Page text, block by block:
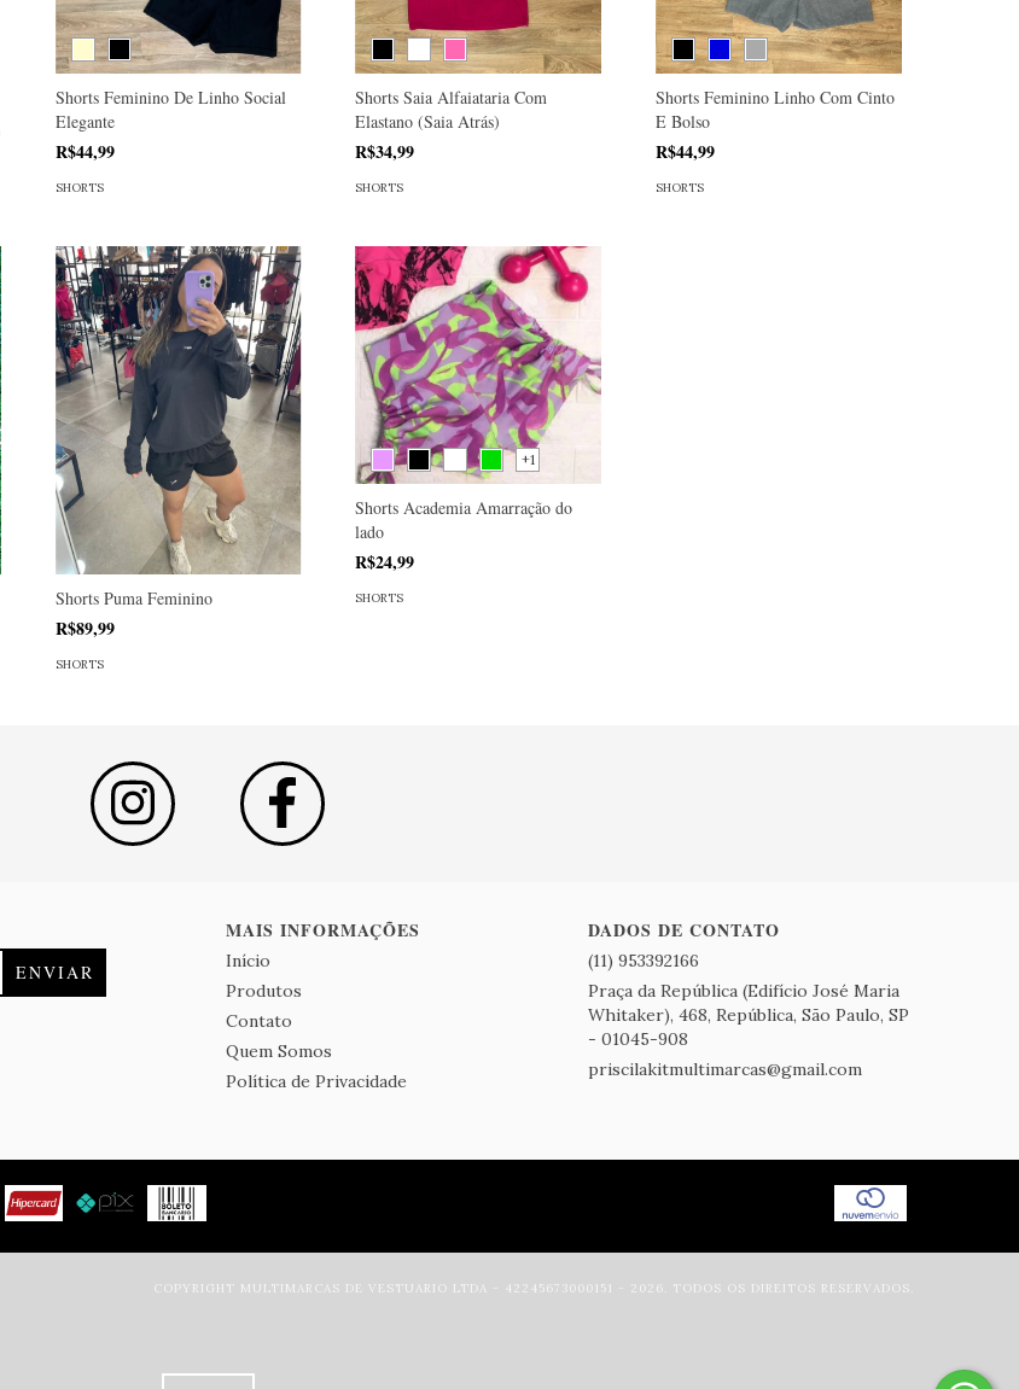
Shorts Feminino De Linho Social
Elegante
R$44,99
SHORTS
Shorts Saia Alfaiataria Com
Elastano (Saia Atrás)
R$34,99
SHORTS
Shorts Feminino Linho Com Cinto
E Bolso
R$44,99
SHORTS
Shorts Puma Feminino
R$89,99
SHORTS
+1
Shorts Academia Amarração do
lado
R$24,99
SHORTS
MAIS INFORMAÇÕES
Início
Produtos
Contato
Quem Somos
Política de Privacidade
DADOS DE CONTATO
(11) 953392166
Praça da República (Edifício José Maria
Whitaker), 468, República, São Paulo, SP
- 01045-908
priscilakitmultimarcas@gmail.com
COPYRIGHT MULTIMARCAS DE VESTUARIO LTDA - 42245673000151 - 2026. TODOS OS DIREITOS RESERVADOS.